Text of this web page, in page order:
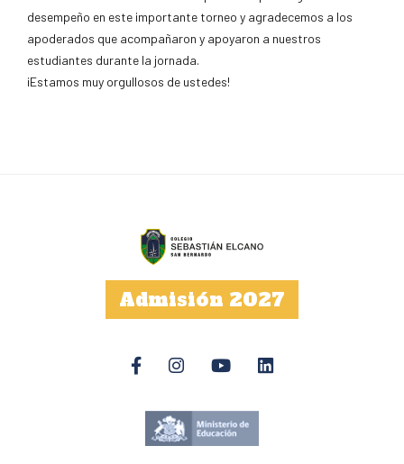
desempeño en este importante torneo y agradecemos a los
apoderados que acompañaron y apoyaron a nuestros
estudiantes durante la jornada.
¡Estamos muy orgullosos de ustedes!
Admisión 2027